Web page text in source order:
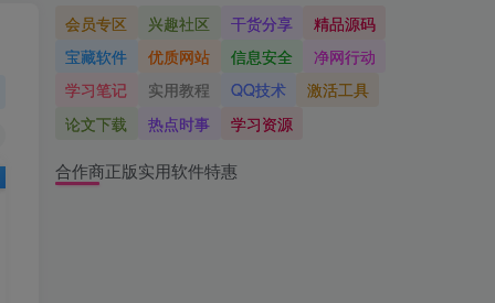
会员专区 兴趣社区 干货分享
精品源码
宝藏软件
优质网站 信息安全
净网行动
学习笔记
实用教程 QQ技术
激活工具
论文下载
热点时事 学习资源
合作商正版实用软件特惠